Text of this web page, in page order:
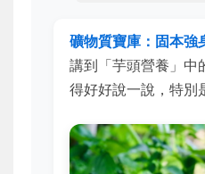
礦物質寶庫：固本強
講到「芋頭營養」中
得好好說一說，特別